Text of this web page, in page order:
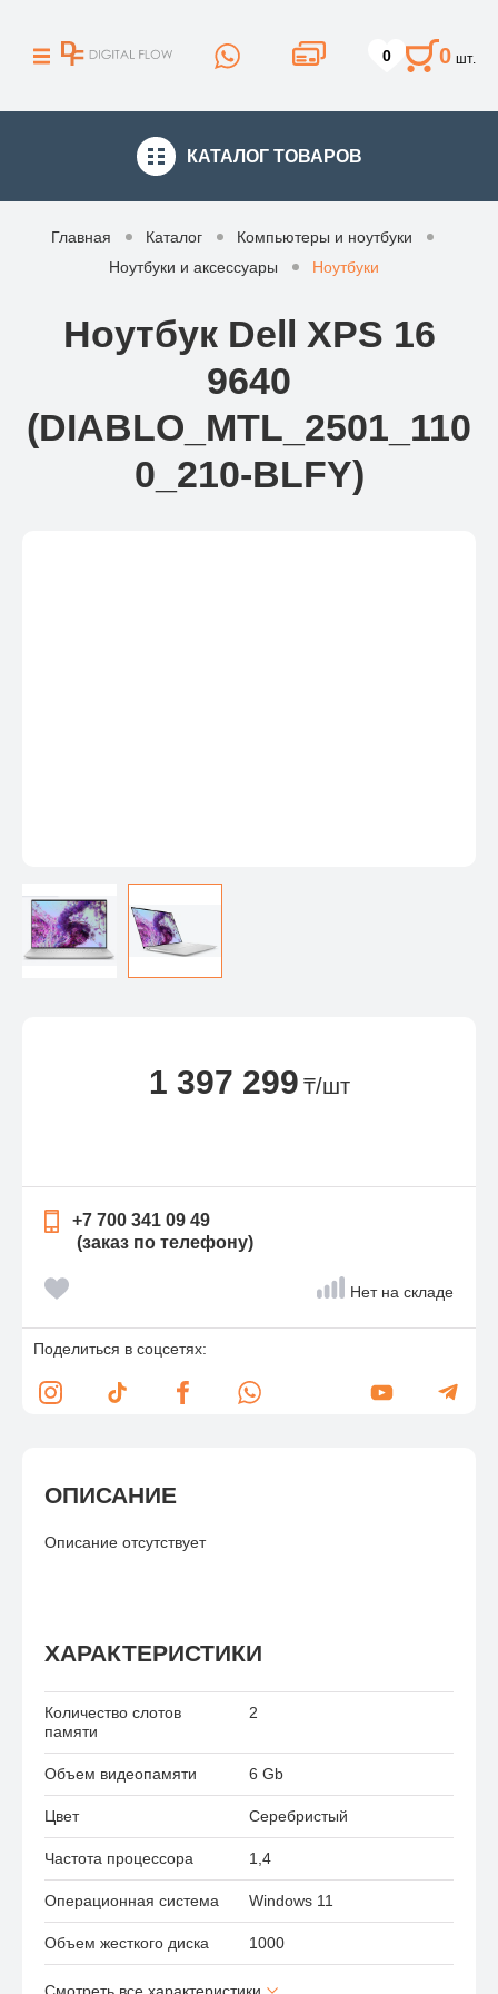
0 0 шт.
КАТАЛОГ ТОВАРОВ
Главная Каталог
Компьютеры и ноутбуки
Ноутбуки и аксессуары
Ноутбуки
Ноутбук Dell XPS 16
9640
(DIABLO_MTL_2501_110
0_210-BLFY)
ОПИСАНИЕ
Описание отсутствует
ХАРАКТЕРИСТИКИ
Количество слотов
памяти
2
Объем видеопамяти 6 Gb
Цвет Серебристый
Частота процессора 1,4
Операционная система Windows 11
Объем жесткого диска 1000
1 397 299 ₸/шт
+7 700 341 09 49
(заказ по телефону)
Нет на складе
Поделиться в соцсетях: